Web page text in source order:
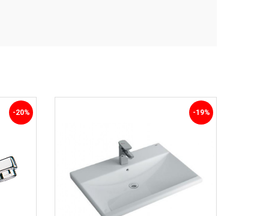
-20% -19%